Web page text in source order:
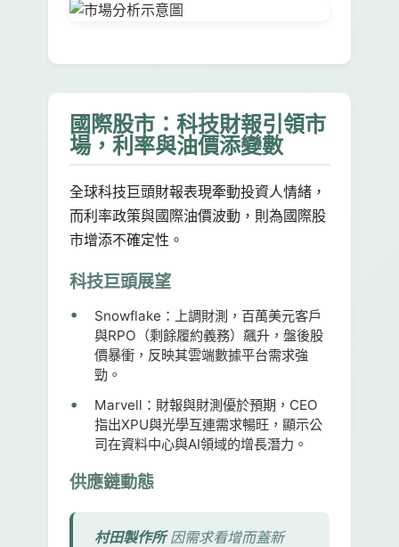
國際股市：科技財報引領市
場，利率與油價添變數
全球科技巨頭財報表現牽動投資人情緒，
而利率政策與國際油價波動，則為國際股
市增添不確定性。
科技巨頭展望
Snowflake：
上調財測，百萬美元客戶
與RPO（剩餘履約義務）飆升，盤後股
價暴衝，反映其雲端數據平台需求強
勁。
Marvell： 財報與財測優於預期，CEO
指出XPU與光學互連需求暢旺，顯示公
司在資料中心與AI領域的增長潛力。
供應鏈動態
村田製作所因需求看增而蓋新